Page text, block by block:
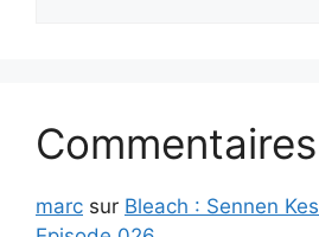
marc sur Bleach : Sennen